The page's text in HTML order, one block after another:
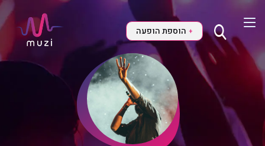
+ הוספת הופעה